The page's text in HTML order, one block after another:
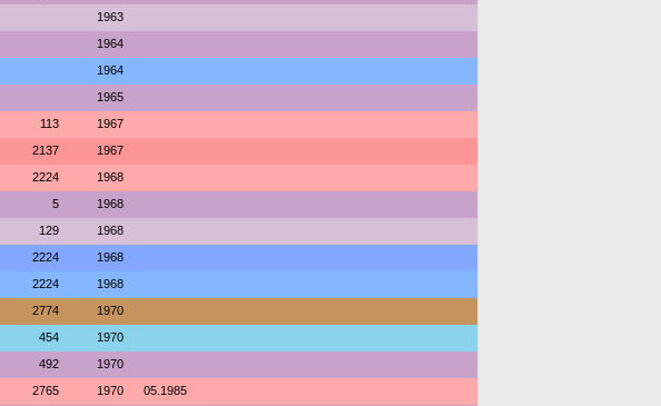
1963
1964
1964
1965
113 1967
2137 1967
2224 1968
5 1968
129 1968
2224 1968
2224 1968
2774 1970
454 1970
492 1970
2765 1970 05.1985